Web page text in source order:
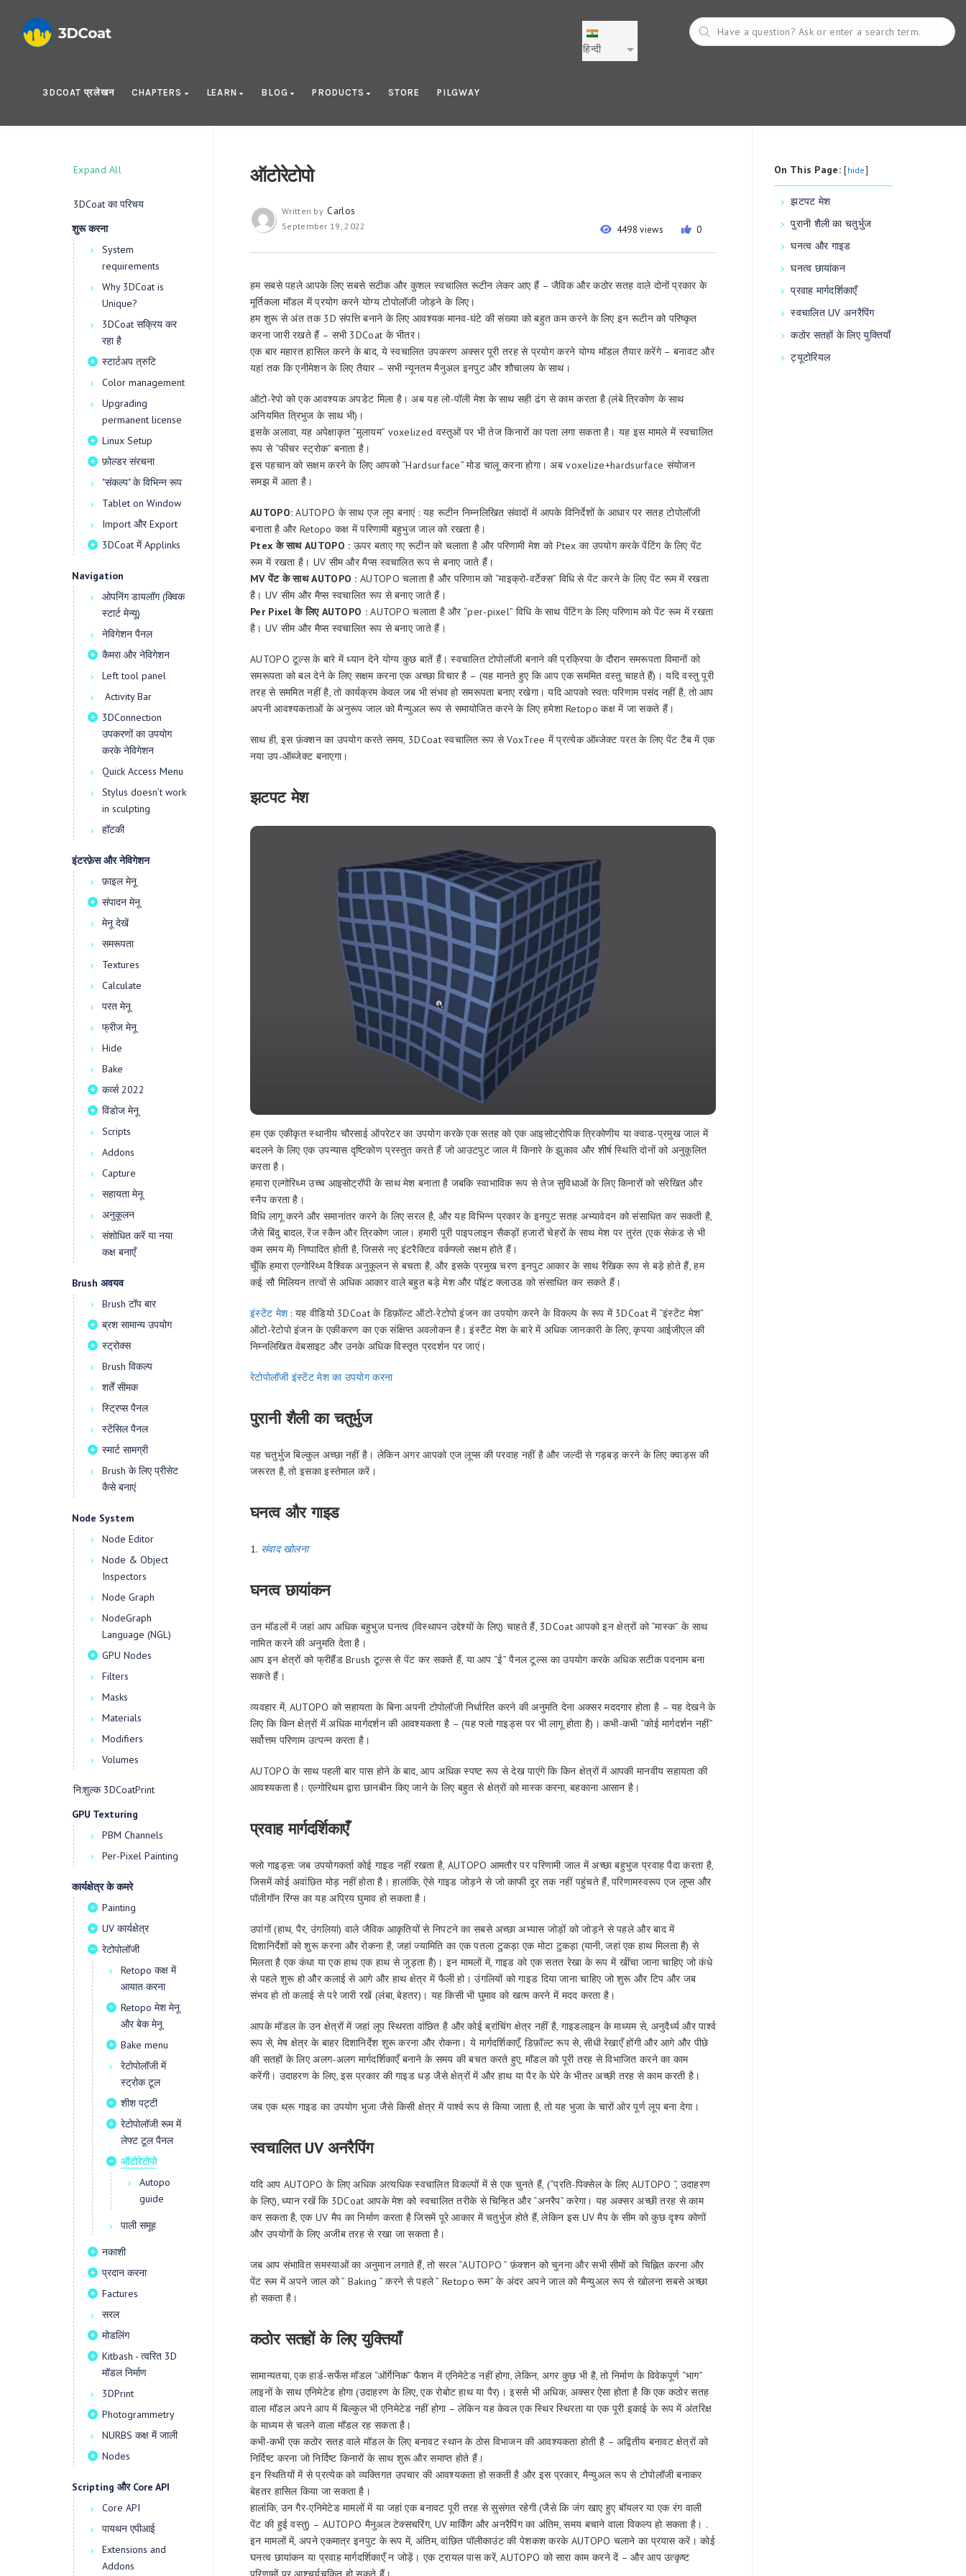
हिन्दी
3DCOAT प्रलेखन CHAPTERS LEARN BLOG PRODUCTS STORE PILGWAY
Expand All
3DCoat का परिचय
शुरू करना
System
requirements
Why 3DCoat is
Unique?
3DCoat सक्रिय कर
रहा है
स्टार्टअप त्रुटि
Color management
Upgrading
permanent license
Linux Setup
फ़ोल्डर संरचना
"संकल्प" के विभिन्न रूप
Tablet on Window
Import और Export
3DCoat में Applinks
Navigation
ओपनिंग डायलॉग (क्विक
स्टार्ट मेन्यू)
नेविगेशन पैनल
कैमरा और नेविगेशन
Left tool panel
Activity Bar
3DConnection
उपकरणों का उपयोग
करके नेविगेशन
Quick Access Menu
Stylus doesn’t work
in sculpting
हॉटकी
इंटरफ़ेस और नेविगेशन
फ़ाइल मेनू
संपादन मेनू
मेनू देखें
समरूपता
Textures
Calculate
परत मेनू
फ्रीज मेनू
Hide
Bake
कर्व्स 2022
विंडोज मेनू
Scripts
Addons
Capture
सहायता मेनू
अनुकूलन
संशोधित करें या नया
कक्ष बनाएँ
Brush अवयव
Brush टॉप बार
ब्रश सामान्य उपयोग
स्ट्रोक्स
Brush विकल्प
शर्तें सीमक
स्ट्रिप्स पैनल
स्टेंसिल पैनल
स्मार्ट सामग्री
Brush के लिए प्रीसेट
कैसे बनाएं
Node System
Node Editor
Node & Object
Inspectors
Node Graph
NodeGraph
Language (NGL)
GPU Nodes
Filters
Masks
Materials
Modifiers
Volumes
नि:शुल्क 3DCoatPrint
GPU Texturing
PBM Channels
Per-Pixel Painting
कार्यक्षेत्र के कमरे
Painting
UV कार्यक्षेत्र
रेटोपोलॉजी
Retopo कक्ष में
आयात करना
Retopo मेश मेनू
और बेक मेनू
Bake menu
रेटोपोलॉजी में
स्ट्रोक टूल
शीश पट्टी
रेटोपोलॉजी रूम में
लेफ्ट टूल पैनल
ऑटोरेटोपो
Autopo
guide
पाली समूह
नकाशी
प्रदान करना
Factures
सरल
मोडलिंग
Kitbash - त्वरित 3D
मॉडल निर्माण
3DPrint
Photogrammetry
NURBS कक्ष में जाली
Nodes
Scripting और Core API
Core API
पायथन एपीआई
Extensions and
Addons
ऑटोरेटोपो
4498 views 0
Written by Carlos
September 19, 2022
हम सबसे पहले आपके लिए सबसे सटीक और कुशल स्वचालित रूटीन लेकर आए हैं – जैविक और कठोर सतह वाले दोनों प्रकार के
मूर्तिकला मॉडल में प्रयोग करने योग्य टोपोलॉजी जोड़ने के लिए।
हम शुरू से अंत तक 3D संपत्ति बनाने के लिए आवश्यक मानव-घंटे की संख्या को बहुत कम करने के लिए इन रूटीन को परिष्कृत
करना जारी रखते हैं – सभी 3DCoat के भीतर।
एक बार महारत हासिल करने के बाद, ये स्वचालित उपकरण अक्सर पूरी तरह से प्रयोग करने योग्य मॉडल तैयार करेंगे – बनावट और
यहां तक कि एनीमेशन के लिए तैयार – सभी न्यूनतम मैनुअल इनपुट और शौचालय के साथ।
ऑटो-रेपो को एक आवश्यक अपडेट मिला है। अब यह लो-पॉली मेश के साथ सही ढंग से काम करता है (लंबे त्रिकोण के साथ
अनियमित त्रिभुज के साथ भी)।
इसके अलावा, यह अपेक्षाकृत “मुलायम” voxelized वस्तुओं पर भी तेज किनारों का पता लगा सकता है। यह इस मामले में स्वचालित
रूप से “फीचर स्ट्रोक” बनाता है।
इस पहचान को सक्षम करने के लिए आपको “Hardsurface” मोड चालू करना होगा। अब voxelize+hardsurface संयोजन
समझ में आता है।
AUTOPO: AUTOPO के साथ एज लूप बनाएं : यह रूटीन निम्नलिखित संवादों में आपके विनिर्देशों के आधार पर सतह टोपोलॉजी
बनाता है और Retopo कक्ष में परिणामी बहुभुज जाल को रखता है।
Ptex के साथ AUTOPO : ऊपर बताए गए रूटीन को चलाता है और परिणामी मेश को Ptex का उपयोग करके पेंटिंग के लिए पेंट
रूम में रखता है। UV सीम और मैप्स स्वचालित रूप से बनाए जाते हैं।
MV पेंट के साथ AUTOPO : AUTOPO चलाता है और परिणाम को “माइक्रो-वर्टेक्स” विधि से पेंट करने के लिए पेंट रूम में रखता
है। UV सीम और मैप्स स्वचालित रूप से बनाए जाते हैं।
Per Pixel के लिए AUTOPO :AUTOPO चलाता है और “per-pixel” विधि के साथ पेंटिंग के लिए परिणाम को पेंट रूम में रखता
है। UV सीम और मैप्स स्वचालित रूप से बनाए जाते हैं।
AUTOPO टूल्स के बारे में ध्यान देने योग्य कुछ बातें हैं। स्वचालित टोपोलॉजी बनाने की प्रक्रिया के दौरान समरूपता विमानों को
समरूपता को बल देने के लिए सक्षम करना एक अच्छा विचार है – (यह मानते हुए कि आप एक सममित वस्तु चाहते हैं)। यदि वस्तु पूरी
तरह से सममित नहीं है, तो कार्यक्रम केवल जब भी संभव हो समरूपता बनाए रखेगा। यदि आपको स्वत: परिणाम पसंद नहीं है, तो आप
अपनी आवश्यकताओं के अनुरूप जाल को मैन्युअल रूप से समायोजित करने के लिए हमेशा Retopo कक्ष में जा सकते हैं।
साथ ही, इस फ़ंक्शन का उपयोग करते समय, 3DCoat स्वचालित रूप से VoxTree में प्रत्येक ऑब्जेक्ट परत के लिए पेंट टैब में एक
नया उप-ऑब्जेक्ट बनाएगा।
झटपट मेश
हम एक एकीकृत स्थानीय चौरसाई ऑपरेटर का उपयोग करके एक सतह को एक आइसोट्रोपिक त्रिकोणीय या क्वाड-प्रमुख जाल में
बदलने के लिए एक उपन्यास दृष्टिकोण प्रस्तुत करते हैं जो आउटपुट जाल में किनारे के झुकाव और शीर्ष स्थिति दोनों को अनुकूलित
करता है।
हमारा एल्गोरिथ्म उच्च आइसोट्रॉपी के साथ मेश बनाता है जबकि स्वाभाविक रूप से तेज सुविधाओं के लिए किनारों को संरेखित और
स्नैप करता है।
विधि लागू करने और समानांतर करने के लिए सरल है, और यह विभिन्न प्रकार के इनपुट सतह अभ्यावेदन को संसाधित कर सकती है,
जैसे बिंदु बादल, रेंज स्कैन और त्रिकोण जाल। हमारी पूरी पाइपलाइन सैकड़ों हजारों चेहरों के साथ मेश पर तुरंत (एक सेकंड से भी
कम समय में) निष्पादित होती है, जिससे नए इंटरैक्टिव वर्कफ्लो सक्षम होते हैं।
चूँकि हमारा एल्गोरिथ्म वैश्विक अनुकूलन से बचता है, और इसके प्रमुख चरण इनपुट आकार के साथ रैखिक रूप से बड़े होते हैं, हम
कई सौ मिलियन तत्वों से अधिक आकार वाले बहुत बड़े मेश और पॉइंट क्लाउड को संसाधित कर सकते हैं।
इंस्टेंट मेश : यह वीडियो 3DCoat के डिफ़ॉल्ट ऑटो-रेटोपो इंजन का उपयोग करने के विकल्प के रूप में 3DCoat में “इंस्टेंट मेश”
ऑटो-रेटोपो इंजन के एकीकरण का एक संक्षिप्त अवलोकन है। इंस्टैंट मेश के बारे में अधिक जानकारी के लिए, कृपया आईजीएल की
निम्नलिखित वेबसाइट और उनके अधिक विस्तृत प्रदर्शन पर जाएं।
रेटोपोलॉजी इंस्टेंट मेश का उपयोग करना
पुरानी शैली का चतुर्भुज
यह चतुर्भुज बिल्कुल अच्छा नहीं है। लेकिन अगर आपको एज लूप्स की परवाह नहीं है और जल्दी से गड़बड़ करने के लिए क्वाड्स की
जरूरत है, तो इसका इस्तेमाल करें।
घनत्व और गाइड
1. संवाद खोलना
घनत्व छायांकन
उन मॉडलों में जहां आप अधिक बहुभुज घनत्व (विस्थापन उद्देश्यों के लिए) चाहते हैं, 3DCoat आपको इन क्षेत्रों को “मास्क” के साथ
नामित करने की अनुमति देता है।
आप इन क्षेत्रों को फ्रीहैंड Brush टूल्स से पेंट कर सकते हैं, या आप “ई” पैनल टूल्स का उपयोग करके अधिक सटीक पदनाम बना
सकते हैं।
व्यवहार में, AUTOPO को सहायता के बिना अपनी टोपोलॉजी निर्धारित करने की अनुमति देना अक्सर मददगार होता है – यह देखने के
लिए कि किन क्षेत्रों में अधिक मार्गदर्शन की आवश्यकता है – (यह फ्लो गाइड्स पर भी लागू होता है)। कभी-कभी “कोई मार्गदर्शन नहीं”
सर्वोत्तम परिणाम उत्पन्न करता है।
AUTOPO के साथ पहली बार पास होने के बाद, आप अधिक स्पष्ट रूप से देख पाएंगे कि किन क्षेत्रों में आपकी मानवीय सहायता की
आवश्यकता है। एल्गोरिथम द्वारा छानबीन किए जाने के लिए बहुत से क्षेत्रों को मास्क करना, बहकाना आसान है।
प्रवाह मार्गदर्शिकाएँ
फ्लो गाइड्स: जब उपयोगकर्ता कोई गाइड नहीं रखता है, AUTOPO आमतौर पर परिणामी जाल में अच्छा बहुभुज प्रवाह पैदा करता है,
जिसमें कोई अवांछित मोड़ नहीं होता है। हालांकि, ऐसे गाइड जोड़ने से जो काफी दूर तक नहीं पहुंचते हैं, परिणामस्वरूप एज लूप्स और
पॉलीगॉन रिंग्स का यह अप्रिय घुमाव हो सकता है।
उपांगों (हाथ, पैर, उंगलियां) वाले जैविक आकृतियों से निपटने का सबसे अच्छा अभ्यास जोड़ों को जोड़ने से पहले और बाद में
दिशानिर्देशों को शुरू करना और रोकना है, जहां ज्यामिति का एक पतला टुकड़ा एक मोटा टुकड़ा (यानी, जहां एक हाथ मिलता है) से
मिलता है एक कंधा या एक हाथ एक हाथ से जुड़ता है)। इन मामलों में, गाइड को एक सतत रेखा के रूप में खींचा जाना चाहिए जो कंधे
से पहले शुरू हो और कलाई से आगे और हाथ क्षेत्र में फैली हो। उंगलियों को गाइड दिया जाना चाहिए जो शुरू और टिप और जब
संभव हो तो कलाई से परे जारी रखें (लंबा, बेहतर)। यह किसी भी घुमाव को खत्म करने में मदद करता है।
आपके मॉडल के उन क्षेत्रों में जहां लूप स्थिरता वांछित है और कोई ब्रांचिंग क्षेत्र नहीं है, गाइडलाइन के माध्यम से, अनुदैर्ध्य और पार्श्व
रूप से, मेष क्षेत्र के बाहर दिशानिर्देश शुरू करना और रोकना। ये मार्गदर्शिकाएँ, डिफ़ॉल्ट रूप से, सीधी रेखाएँ होंगी और आगे और पीछे
की सतहों के लिए अलग-अलग मार्गदर्शिकाएँ बनाने के समय की बचत करते हुए, मॉडल को पूरी तरह से विभाजित करने का काम
करेंगी। उदाहरण के लिए, इस प्रकार की गाइड धड़ जैसे क्षेत्रों में और हाथ या पैर के घेरे के भीतर अच्छी तरह से काम करती है।
जब एक थ्रू गाइड का उपयोग भुजा जैसे किसी क्षेत्र में पार्श्व रूप से किया जाता है, तो यह भुजा के चारों ओर पूर्ण लूप बना देगा।
स्वचालित UV अनरैपिंग
यदि आप AUTOPO के लिए अधिक अत्यधिक स्वचालित विकल्पों में से एक चुनते हैं, (“प्रति-पिक्सेल के लिए AUTOPO “, उदाहरण
के लिए), ध्यान रखें कि 3DCoat आपके मेश को स्वचालित तरीके से चिन्हित और “अनरैप” करेगा। यह अक्सर अच्छी तरह से काम
कर सकता है, एक UV मैप का निर्माण करता है जिसमें पूरे आकार में चतुर्भुज होते हैं, लेकिन इस UV मैप के सीम को कुछ दृश्य कोणों
और उपयोगों के लिए अजीब तरह से रखा जा सकता है।
जब आप संभावित समस्याओं का अनुमान लगाते हैं, तो सरल “AUTOPO ” फ़ंक्शन को चुनना और सभी सीमों को चिह्नित करना और
पेंट रूम में अपने जाल को ” Baking ” करने से पहले ” Retopo रूम” के अंदर अपने जाल को मैन्युअल रूप से खोलना सबसे अच्छा
हो सकता है।
कठोर सतहों के लिए युक्तियाँ
सामान्यतया, एक हार्ड-सर्फेस मॉडल “ऑर्गेनिक” फैशन में एनिमेटेड नहीं होगा, लेकिन, अगर कुछ भी है, तो निर्माण के विवेकपूर्ण “भाग”
लाइनों के साथ एनिमेटेड होगा (उदाहरण के लिए, एक रोबोट हाथ या पैर)। इससे भी अधिक, अक्सर ऐसा होता है कि एक कठोर सतह
वाला मॉडल अपने आप में बिल्कुल भी एनिमेटेड नहीं होगा – लेकिन यह केवल एक स्थिर स्थिरता या एक पूरी इकाई के रूप में अंतरिक्ष
के माध्यम से चलने वाला मॉडल रह सकता है।
कभी-कभी एक कठोर सतह वाले मॉडल के लिए बनावट स्थान के ठोस विभाजन की आवश्यकता होती है – अद्वितीय बनावट क्षेत्रों को
निर्दिष्ट करना जो निर्दिष्ट किनारों के साथ शुरू और समाप्त होते हैं।
इन स्थितियों में से प्रत्येक को व्यक्तिगत उपचार की आवश्यकता हो सकती है और इस प्रकार, मैन्युअल रूप से टोपोलॉजी बनाकर
बेहतर हासिल किया जा सकता है।
हालांकि, उन गैर-एनिमेटेड मामलों में या जहां एक बनावट पूरी तरह से सुसंगत रहेगी (जैसे कि जंग खाए हुए बॉयलर या एक रंग वाली
पेंट की हुई वस्तु) – AUTOPO मैनुअल टेक्सचरिंग, UV मार्किंग और अनरैपिंग का अंतिम, समय बचाने वाला विकल्प हो सकता है। .
इन मामलों में, अपने एकमात्र इनपुट के रूप में, अंतिम, वांछित पॉलीकाउंट की पेशकश करके AUTOPO चलाने का प्रयास करें। कोई
घनत्व छायांकन या प्रवाह मार्गदर्शिकाएँ न जोड़ें। एक ट्रायल पास करें, AUTOPO को सारा काम करने दें – और आप उत्कृष्ट
On This Page:[hide]
झटपट मेश
पुरानी शैली का चतुर्भुज
घनत्व और गाइड
घनत्व छायांकन
प्रवाह मार्गदर्शिकाएँ
स्वचालित UV अनरैपिंग
कठोर सतहों के लिए युक्तियाँ
ट्यूटोरियल